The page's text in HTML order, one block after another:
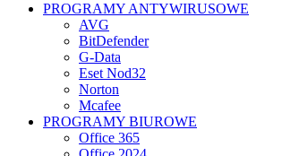
PROGRAMY ANTYWIRUSOWE
AVG
BitDefender
G-Data
Eset Nod32
Norton
Mcafee
PROGRAMY BIUROWE
Office 365